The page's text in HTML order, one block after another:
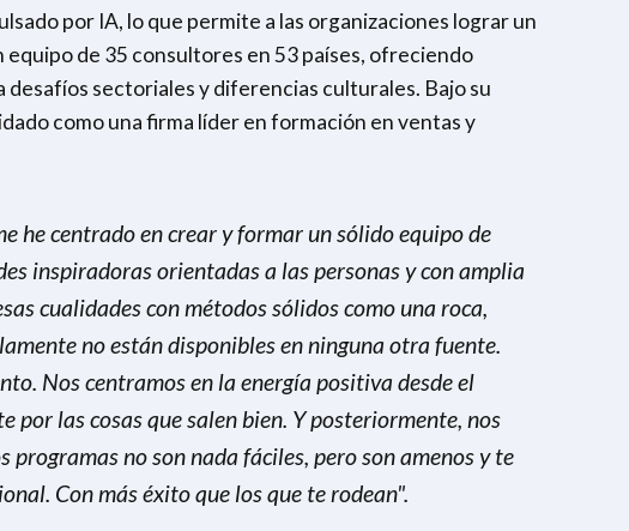
por IA, lo que permite a las organizaciones lograr un
de 35 consultores en 53 países, ofreciendo
desafíos sectoriales y diferencias culturales. Bajo su
como una firma líder en formación en ventas y
he centrado en crear y formar un sólido equipo de
inspiradoras orientadas a las personas y con amplia
cualidades con métodos sólidos como una roca,
no están disponibles en ninguna otra fuente.
Nos centramos en la energía positiva desde el
por las cosas que salen bien. Y posteriormente, nos
no son nada fáciles, pero son amenos y te
Con más éxito que los que te rodean".